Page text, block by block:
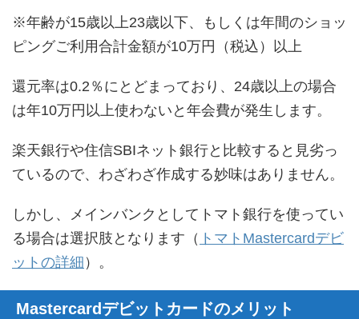
※年齢が15歳以上23歳以下、もしくは年間のショッ
ピングご利用合計金額が10万円（税込）以上
還元率は0.2％にとどまっており、24歳以上の場合
は年10万円以上使わないと年会費が発生します。
楽天銀行や住信SBIネット銀行と比較すると見劣っ
ているので、わざわざ作成する妙味はありません。
しかし、メインバンクとしてトマト銀行を使ってい
る場合は選択肢となります（ トマトMastercardデビ
ットの詳細 ）。
Mastercardデビットカードのメリット